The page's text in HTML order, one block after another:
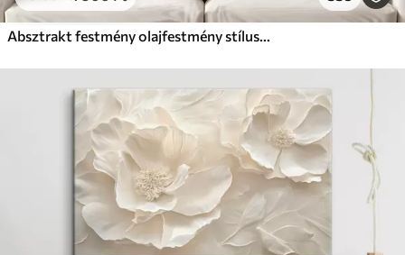
Absztrakt festmény olajfestmény stílusban